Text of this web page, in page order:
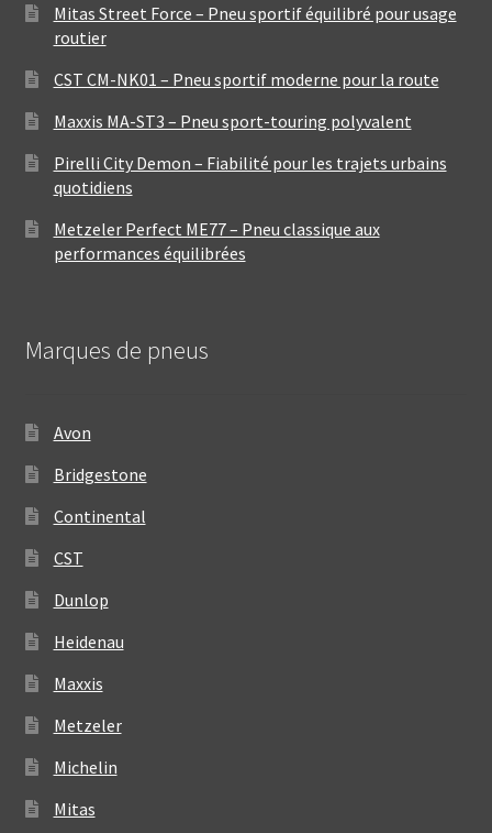
Mitas Street Force – Pneu sportif équilibré pour usage
routier
CST CM-NK01 – Pneu sportif moderne pour la route
Maxxis MA-ST3 – Pneu sport-touring polyvalent
Pirelli City Demon – Fiabilité pour les trajets urbains
quotidiens
Metzeler Perfect ME77 – Pneu classique aux
performances équilibrées
Marques de pneus
Avon
Bridgestone
Continental
CST
Dunlop
Heidenau
Maxxis
Metzeler
Michelin
Mitas